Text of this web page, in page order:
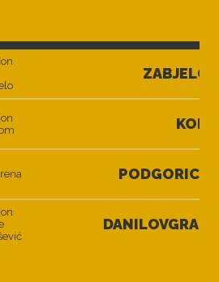
ZABJELO
KOM
PODGORICA
DANILOVGRAD